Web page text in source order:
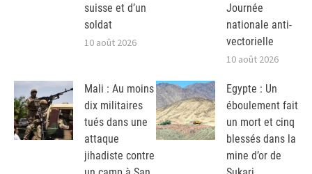
suisse et d’un
soldat
10 août 2026
Journée
nationale anti-
vectorielle
10 août 2026
Mali : Au moins
dix militaires
tués dans une
attaque
jihadiste contre
Egypte : Un
éboulement fait
un mort et cinq
blessés dans la
mine d’or de